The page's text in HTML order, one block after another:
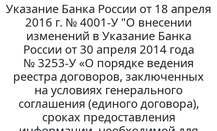
Указание Банка России от 18 апреля
2016 г. № 4001-У "О внесении
изменений в Указание Банка
России от 30 апреля 2014 года
№ 3253-У «О порядке ведения
реестра договоров, заключенных
на условиях генерального
соглашения (единого договора),
сроках предоставления